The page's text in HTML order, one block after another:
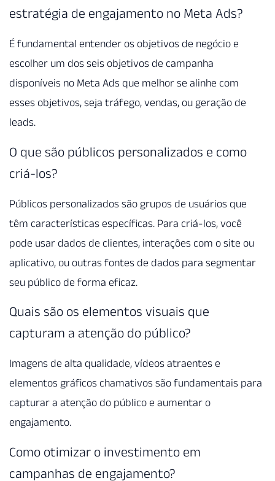
estratégia de engajamento no Meta Ads?
É fundamental entender os objetivos de negócio e
escolher um dos seis objetivos de campanha
disponíveis no Meta Ads que melhor se alinhe com
esses objetivos, seja tráfego, vendas, ou geração de
leads.
O que são públicos personalizados e como
criá-los?
Públicos personalizados são grupos de usuários que
têm características específicas. Para criá-los, você
pode usar dados de clientes, interações com o site ou
aplicativo, ou outras fontes de dados para segmentar
seu público de forma eficaz.
Quais são os elementos visuais que
capturam a atenção do público?
Imagens de alta qualidade, vídeos atraentes e
elementos gráficos chamativos são fundamentais para
capturar a atenção do público e aumentar o
engajamento.
Como otimizar o investimento em
campanhas de engajamento?